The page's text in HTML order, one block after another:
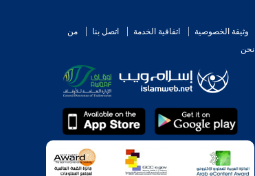
وثيقة الخصوصية اتفاقية الخدمة اتصل بنا
من
نحن